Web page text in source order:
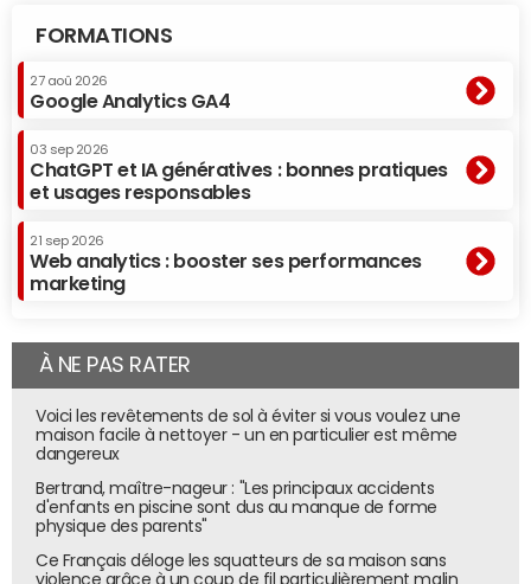
FORMATIONS
27 aoû 2026
Google Analytics GA4
03 sep 2026
ChatGPT et IA génératives : bonnes pratiques
et usages responsables
21 sep 2026
Web analytics : booster ses performances
marketing
À NE PAS RATER
Voici les revêtements de sol à éviter si vous voulez une
maison facile à nettoyer - un en particulier est même
dangereux
Bertrand, maître-nageur : "Les principaux accidents
d'enfants en piscine sont dus au manque de forme
physique des parents"
Ce Français déloge les squatteurs de sa maison sans
violence grâce à un coup de fil particulièrement malin